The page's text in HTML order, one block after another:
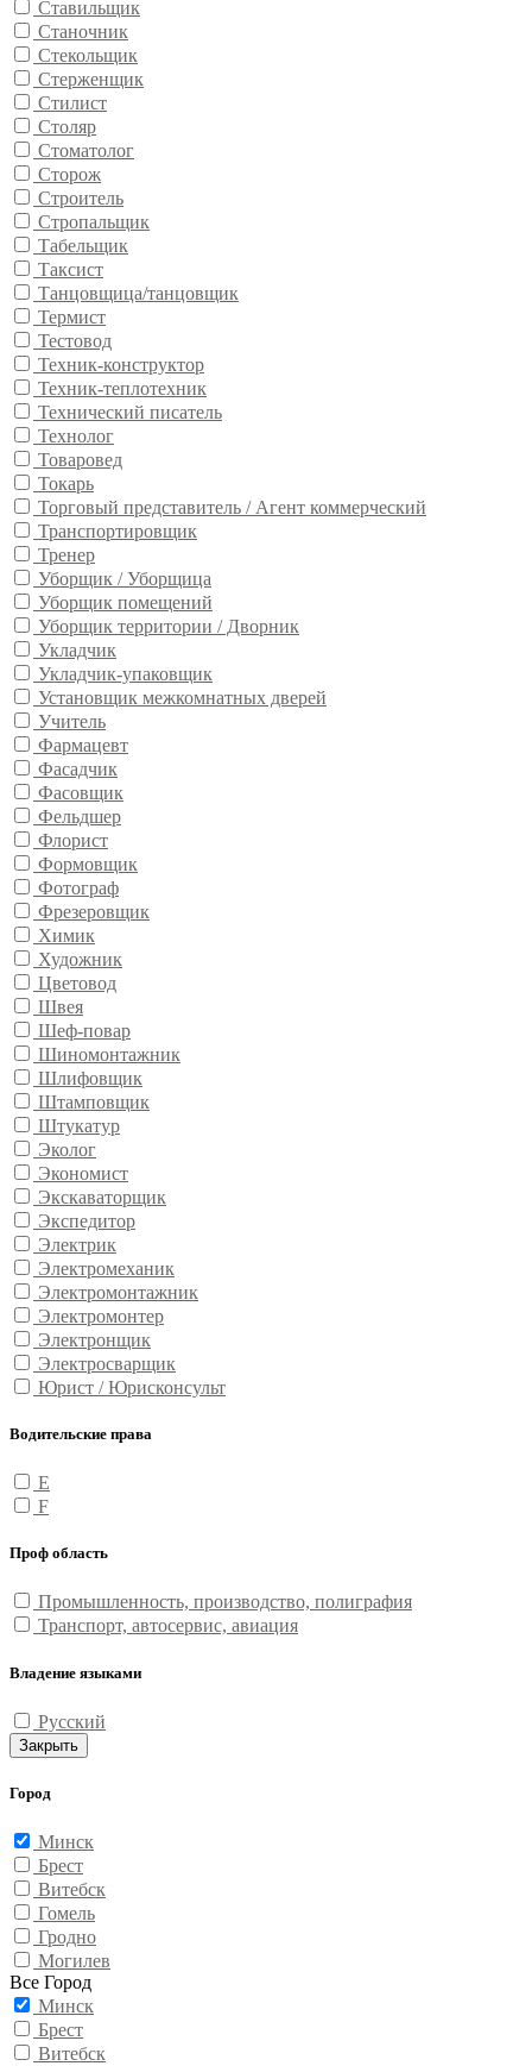
Ставильщик
Станочник
Стекольщик
Стерженщик
Стилист
Столяр
Стоматолог
Сторож
Строитель
Стропальщик
Табельщик
Таксист
Танцовщица/танцовщик
Термист
Тестовод
Техник-конструктор
Техник-теплотехник
Технический писатель
Технолог
Товаровед
Токарь
Торговый представитель / Агент коммерческий
Транспортировщик
Тренер
Уборщик / Уборщица
Уборщик помещений
Уборщик территории / Дворник
Укладчик
Укладчик-упаковщик
Установщик межкомнатных дверей
Учитель
Фармацевт
Фасадчик
Фасовщик
Фельдшер
Флорист
Формовщик
Фотограф
Фрезеровщик
Химик
Художник
Цветовод
Швея
Шеф-повар
Шиномонтажник
Шлифовщик
Штамповщик
Штукатур
Эколог
Экономист
Экскаваторщик
Экспедитор
Электрик
Электромеханик
Электромонтажник
Электромонтер
Электронщик
Электросварщик
Юрист / Юрисконсульт
Водительские права
E
F
Проф область
Промышленность, производство, полиграфия
Транспорт, автосервис, авиация
Владение языками
Русский
Закрыть
Город
Минск
Брест
Витебск
Гомель
Гродно
Могилев
Все Город
Минск
Брест
Витебск